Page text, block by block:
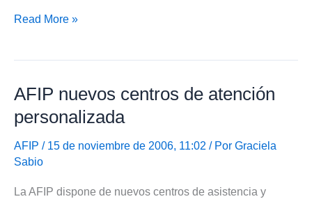
Aumento
Read More »
AFIP nuevos centros de atención
personalizada
AFIP / 15 de noviembre de 2006, 11:02 / Por Graciela
Sabio
La AFIP dispone de nuevos centros de asistencia y